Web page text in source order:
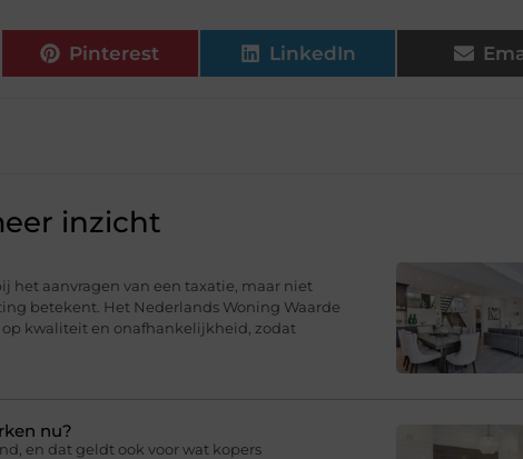
Pinterest LinkedIn
inzicht
het aanvragen van een taxatie, maar niet
betekent. Het Nederlands Woning Waarde
kwaliteit en onafhankelijkheid, zodat
nu?
en dat geldt ook voor wat kopers